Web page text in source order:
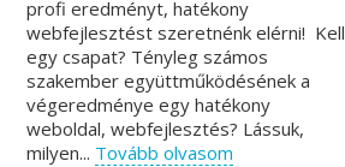
profi eredményt, hatékony
webfejlesztést szeretnénk elérni! Kell
egy csapat? Tényleg számos
szakember együttműködésének a
végeredménye egy hatékony
weboldal, webfejlesztés? Lássuk,
milyen... Tovább olvasom